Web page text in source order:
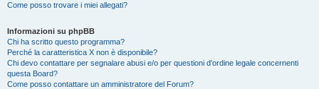
Come posso trovare i miei allegati?
Informazioni su phpBB
Chi ha scritto questo programma?
Perché la caratteristica X non è disponibile?
Chi devo contattare per segnalare abusi e/o per questioni d’ordine legale concernenti
questa Board?
Come posso contattare un amministratore del Forum?